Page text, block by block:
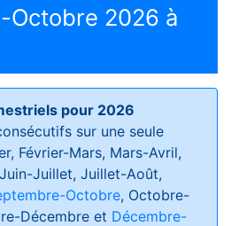
Octobre 2026 à
pour 2026
sur une seule
Février-Mars, Mars-Avril,
Juillet, Juillet-Août,
Octobre, Octobre-
Décembre et Décembre-